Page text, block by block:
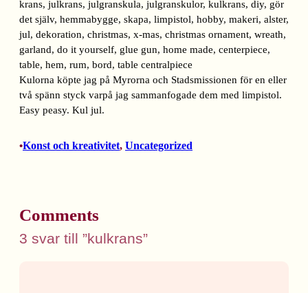
Kulorna köpte jag på Myrorna och Stadsmissionen för en eller
två spänn styck varpå jag sammanfogade dem med limpistol.
Easy peasy. Kul jul.
•Konst och kreativitet, Uncategorized
Comments
3 svar till ”kulkrans”